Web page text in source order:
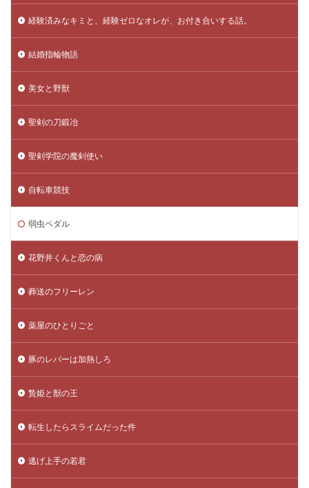
経験済みなキミと、経験ゼロなオレが、お付き合いする話。
結婚指輪物語
美女と野獣
聖剣の刀鍛冶
聖剣学院の魔剣使い
自転車競技
弱虫ペダル
花野井くんと恋の病
葬送のフリーレン
薬屋のひとりごと
豚のレバーは加熱しろ
贄姫と獣の王
転生したらスライムだった件
逃げ上手の若君